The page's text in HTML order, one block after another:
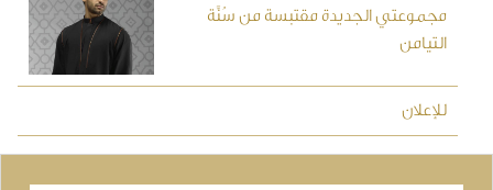
مجموعتي الجديدة مقتبسة من سُنَّة
التيامن
للإعلان